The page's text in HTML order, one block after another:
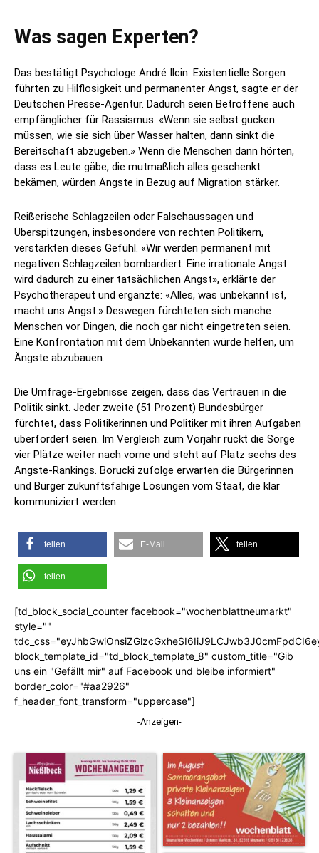
Was sagen Experten?
Das bestätigt Psychologe André Ilcin. Existentielle Sorgen
führten zu Hilflosigkeit und permanenter Angst, sagte er der
Deutschen Presse-Agentur. Dadurch seien Betroffene auch
empfänglicher für Rassismus: «Wenn sie selbst gucken
müssen, wie sie sich über Wasser halten, dann sinkt die
Bereitschaft abzugeben.» Wenn die Menschen dann hörten,
dass es Leute gäbe, die mutmaßlich alles geschenkt
bekämen, würden Ängste in Bezug auf Migration stärker.
Reißerische Schlagzeilen oder Falschaussagen und
Überspitzungen, insbesondere von rechten Politikern,
verstärkten dieses Gefühl. «Wir werden permanent mit
negativen Schlagzeilen bombardiert. Eine irrationale Angst
wird dadurch zu einer tatsächlichen Angst», erklärte der
Psychotherapeut und ergänzte: «Alles, was unbekannt ist,
macht uns Angst.» Deswegen fürchteten sich manche
Menschen vor Dingen, die noch gar nicht eingetreten seien.
Eine Konfrontation mit dem Unbekannten würde helfen, um
Ängste abzubauen.
Die Umfrage-Ergebnisse zeigen, dass das Vertrauen in die
Politik sinkt. Jeder zweite (51 Prozent) Bundesbürger
fürchtet, dass Politikerinnen und Politiker mit ihren Aufgaben
überfordert seien. Im Vergleich zum Vorjahr rückt die Sorge
vier Plätze weiter nach vorne und steht auf Platz sechs des
Ängste-Rankings. Borucki zufolge erwarten die Bürgerinnen
und Bürger zukunftsfähige Lösungen vom Staat, die klar
kommuniziert werden.
teilen E-Mail teilen
teilen
[td_block_social_counter facebook="wochenblattneumarkt"
style=""
block_template_id="td_block_template_8" custom_title="Gib
uns ein "Gefällt mir" auf Facebook und bleibe informiert"
border_color="#aa2926"
f_header_font_transform="uppercase"]
-Anzeigen-